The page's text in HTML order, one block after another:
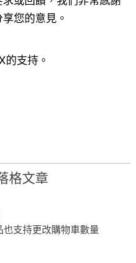
您的意見。
的支持。
格文章
支持更改購物車數量